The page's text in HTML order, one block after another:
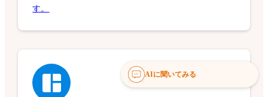
す。
AIに聞いてみる